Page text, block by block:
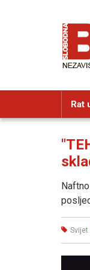
Rat
Svijet